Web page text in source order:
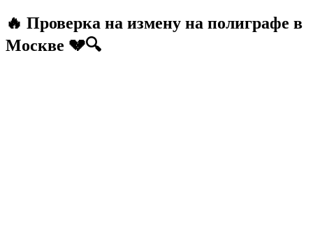
🔥 Проверка на измену на полиграфе в
Москве 💔🔍